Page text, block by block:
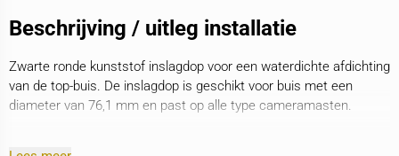
Beschrijving / uitleg installatie
Zwarte ronde kunststof inslagdop voor een waterdichte afdichting
van de top-buis. De inslagdop is geschikt voor buis met een
diameter van 76,1 mm en past op alle type cameramasten.